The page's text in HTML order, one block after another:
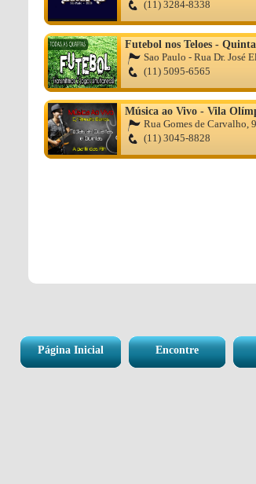
(11) 3284-8338
Futebol nos Teloes -
Sao Paulo - Rua Dr. José
(11) 5095-6565
Música ao Vivo - Vila
Rua Gomes de Carvalho,
(11) 3045-8828
Página Inicial Encontre